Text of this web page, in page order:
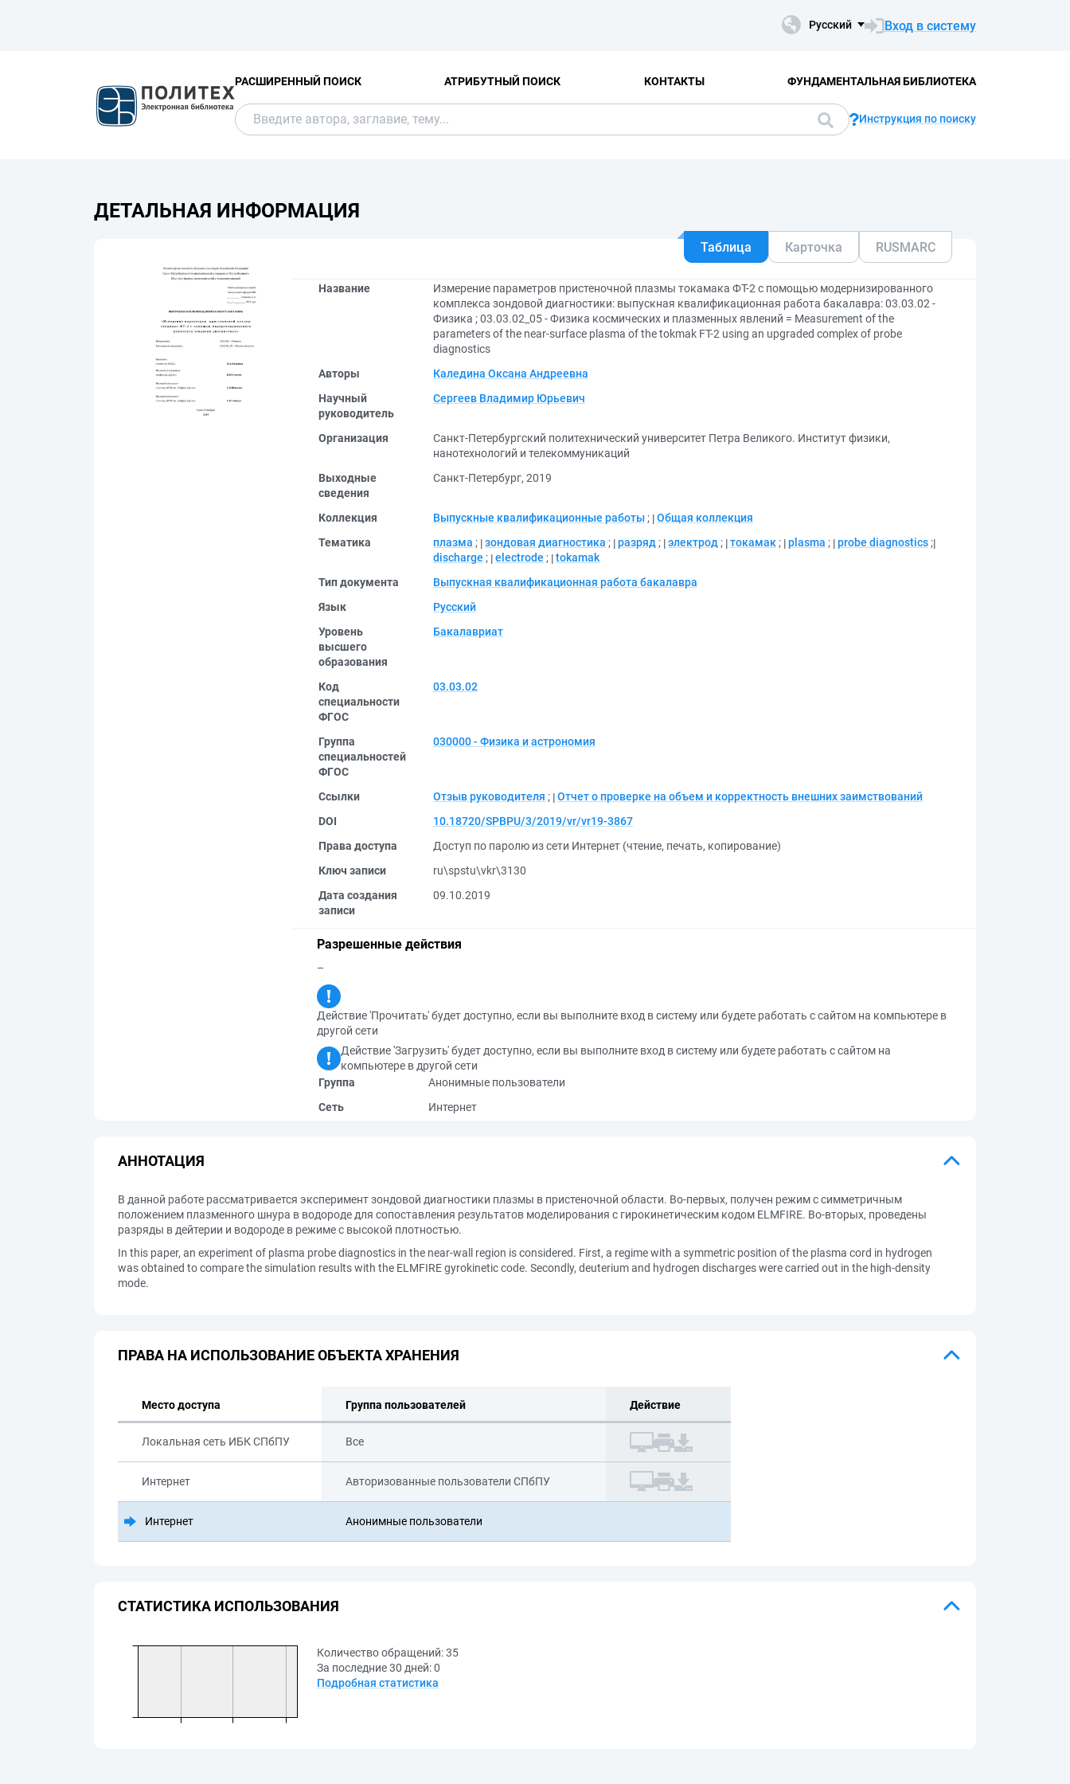
Русский Вход в систему
РАСШИРЕННЫЙ ПОИСК АТРИБУТНЫЙ ПОИСК КОНТАКТЫ ФУНДАМЕНТАЛЬНАЯ БИБЛИОТЕКА
Инструкция по поиску
ДЕТАЛЬНАЯ ИНФОРМАЦИЯ
Таблица Карточка RUSMARC
Название
Измерение параметров пристеночной плазмы токамака ФТ-2 с помощью модернизированного
комплекса зондовой диагностики: выпускная квалификационная работа бакалавра: 03.03.02 -
Физика ; 03.03.02_05 - Физика космических и плазменных явлений = Measurement of the
parameters of the near-surface plasma of the tokmak FT-2 using an upgraded complex of probe
diagnostics
Авторы
Каледина Оксана Андреевна
Научный
руководитель
Сергеев Владимир Юрьевич
Организация
Санкт-Петербургский политехнический университет Петра Великого. Институт физики,
нанотехнологий и телекоммуникаций
Выходные
сведения
Санкт-Петербург, 2019
Коллекция Выпускные квалификационные работы ; Общая коллекция
Тематика
плазма ; зондовая диагностика ; разряд ; электрод ; токамак ; plasma ; probe diagnostics ;
discharge ; electrode ; tokamak
Тип документа
Выпускная квалификационная работа бакалавра
Язык
Русский
Уровень
высшего
образования
Бакалавриат
Код
специальности
ФГОС
03.03.02
Группа
специальностей
ФГОС
030000 - Физика и астрономия
Ссылки Отзыв руководителя ; Отчет о проверке на объем и корректность внешних заимствований
DOI
10.18720/SPBPU/3/2019/vr/vr19-3867
Права доступа
Доступ по паролю из сети Интернет (чтение, печать, копирование)
Ключ записи
ru\spstu\vkr\3130
Дата создания
записи
09.10.2019
Разрешенные действия
–
Действие 'Прочитать' будет доступно, если вы выполните вход в систему или будете работать с сайтом на компьютере в
другой сети
Действие 'Загрузить' будет доступно, если вы выполните вход в систему или будете работать с сайтом на
компьютере в другой сети
Группа
Анонимные пользователи
Сеть
Интернет
АННОТАЦИЯ
В данной работе рассматривается эксперимент зондовой диагностики плазмы в пристеночной области. Во-первых, получен режим с симметричным
положением плазменного шнура в водороде для сопоставления результатов моделирования с гирокинетическим кодом ELMFIRE. Во-вторых, проведены
разряды в дейтерии и водороде в режиме с высокой плотностью.
In this paper, an experiment of plasma probe diagnostics in the near-wall region is considered. First, a regime with a symmetric position of the plasma cord in hydrogen
was obtained to compare the simulation results with the ELMFIRE gyrokinetic code. Secondly, deuterium and hydrogen discharges were carried out in the high-density
mode.
ПРАВА НА ИСПОЛЬЗОВАНИЕ ОБЪЕКТА ХРАНЕНИЯ
Место доступа Группа пользователей Действие
Локальная сеть ИБК СПбПУ Все
Интернет Авторизованные пользователи СПбПУ
Интернет Анонимные пользователи
СТАТИСТИКА ИСПОЛЬЗОВАНИЯ
Количество обращений:35
За последние 30 дней:0
Подробная статистика